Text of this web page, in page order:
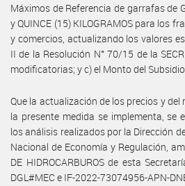
Máximos de Referencia de garrafas de
y QUINCE (15) KILOGRAMOS para los
y comercios, actualizando los valores
II de la Resolución N° 70/15 de la
modificatorias; y c) el Monto del
Que la actualización de los precios y
la presente medida se implementa, se
los análisis realizados por la Dirección
Nacional de Economía y Regulación,
DE HIDROCARBUROS de esta
DGL#MEC e IF-2022-73074956-APN-